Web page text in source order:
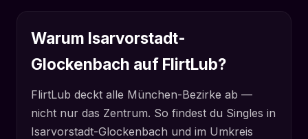
Warum Isarvorstadt-
Glockenbach auf FlirtLub?
FlirtLub deckt alle München-Bezirke ab —
nicht nur das Zentrum. So findest du Singles in
Isarvorstadt-Glockenbach und im Umkreis